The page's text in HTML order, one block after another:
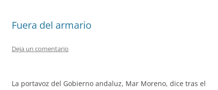
Fuera del armario
Deja un comentario
La portavoz del Gobierno andaluz, Mar Moreno, dice tras el